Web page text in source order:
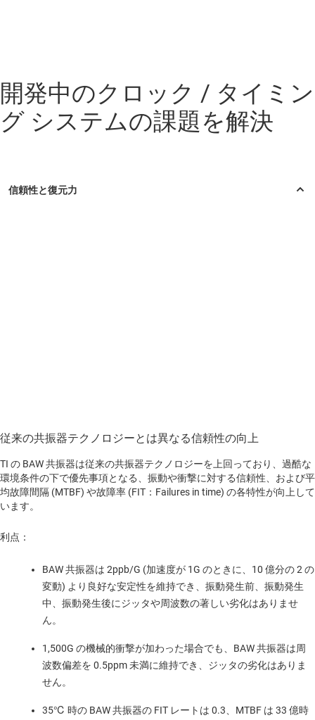
開発中のクロック / タイミン
グ システムの課題を解決
従来の共振器テクノロジーとは異なる信頼性の向上
TI の BAW 共振器は従来の共振器テクノロジーを上回っており、過酷な
環境条件の下で優先事項となる、振動や衝撃に対する信頼性、および平
均故障間隔 (MTBF) や故障率 (FIT：Failures in time) の各特性が向上して
います。
利点：
BAW 共振器は 2ppb/G (加速度が 1G のときに、10 億分の 2 の
変動) より良好な安定性を維持でき、振動発生前、振動発生
中、振動発生後にジッタや周波数の著しい劣化はありませ
ん。
1,500G の機械的衝撃が加わった場合でも、BAW 共振器は周
波数偏差を 0.5ppm 未満に維持でき、ジッタの劣化はありま
せん。
35℃ 時の BAW 共振器の FIT レートは 0.3、MTBF は 33 億時